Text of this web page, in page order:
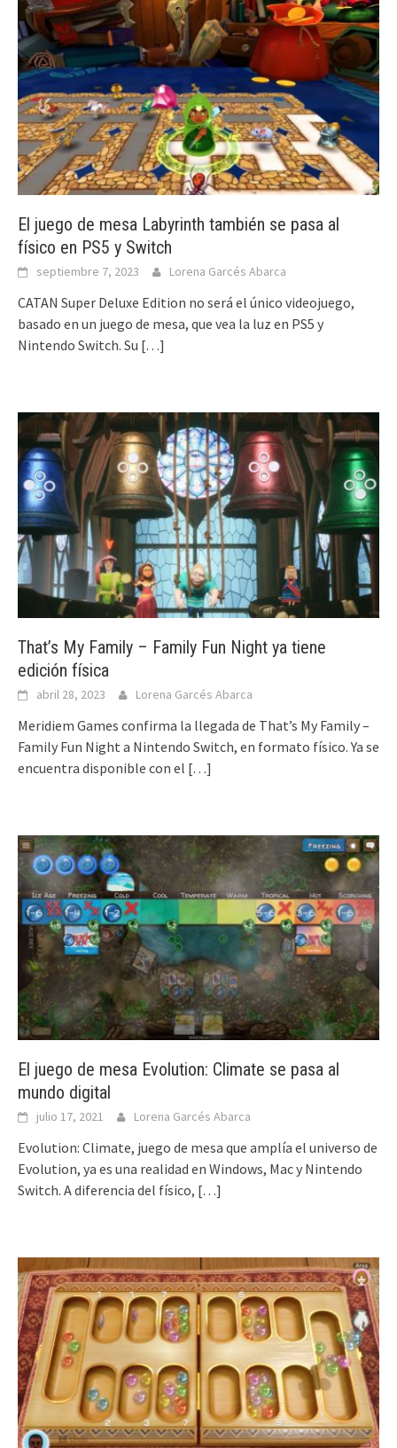
El juego de mesa Labyrinth también se pasa al
físico en PS5 y Switch
septiembre 7, 2023 Lorena Garcés Abarca
CATAN Super Deluxe Edition no será el único videojuego,
basado en un juego de mesa, que vea la luz en PS5 y
Nintendo Switch. Su […]
That’s My Family – Family Fun Night ya tiene
edición física
abril 28, 2023 Lorena Garcés Abarca
Meridiem Games confirma la llegada de That’s My Family –
Family Fun Night a Nintendo Switch, en formato físico. Ya se
encuentra disponible con el […]
El juego de mesa Evolution: Climate se pasa al
mundo digital
julio 17, 2021 Lorena Garcés Abarca
Evolution: Climate, juego de mesa que amplía el universo de
Evolution, ya es una realidad en Windows, Mac y Nintendo
Switch. A diferencia del físico, […]